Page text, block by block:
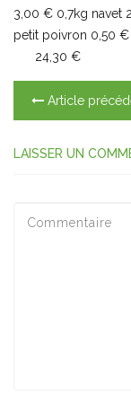
3,00 € 0,7kg navet
petit poivron 0,50
24,30 €
Article
LAISSER UN